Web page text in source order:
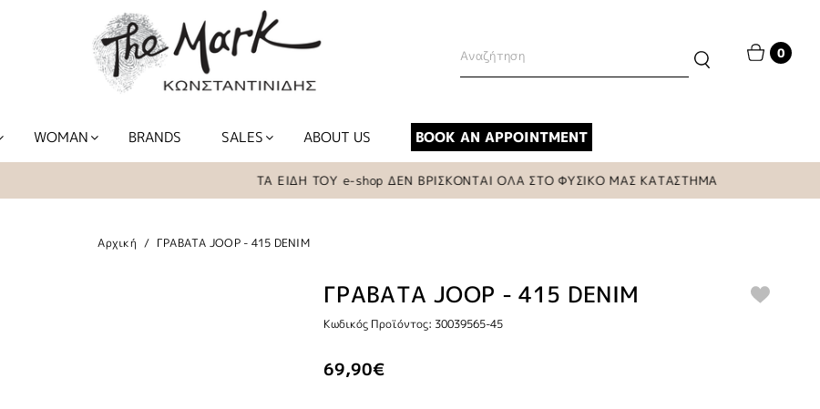
0
WOMAN BRANDS SALES ABOUT US BOOK AN APPOINTMENT
ΤΑ ΕΙΔΗ ΤΟΥ e-shop ΔΕΝ ΒΡΙΣΚΟΝΤΑΙ ΟΛΑ ΣΤΟ ΦΥΣΙΚΟ ΜΑΣ ΚΑΤΑΣΤΗΜΑ
Αρχική ΓΡΑΒΑΤΑ JOOP - 415 DENIM
ΓΡΑΒΑΤΑ JOOP - 415 DENIM
Κωδικός Προϊόντος: 30039565-45
69,90€